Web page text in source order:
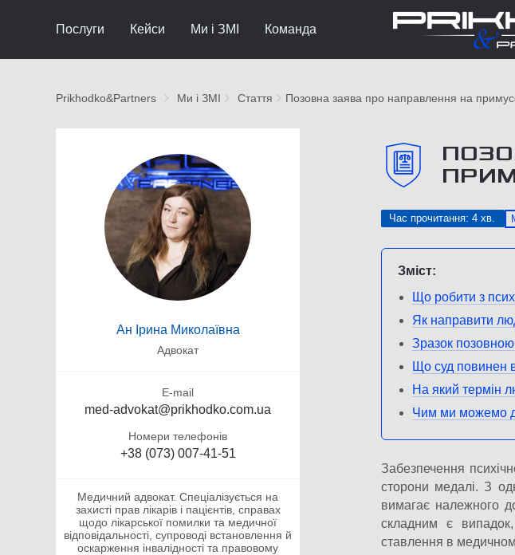
Послуги Кейси Ми і ЗМІ Команда
Prikhodko&Partners Ми і ЗМІ Стаття Позовна заява про направлення на
Ан Ірина Миколаївна
Адвокат
E-mail
med-advokat@prikhodko.com.ua
Номери телефонів
+38 (073) 007-41-51
Медичний адвокат. Спеціалізується на
захисті прав лікарів і пацієнтів, справах
щодо лікарської помилки та медичної
відповідальності, супроводі встановлення й
оскарження інвалідності та правовому
Час прочитання: 4 хв.
Зміст:
Що робити з
Як направити
Зразок
Що суд повинен
На який термін
Чим ми можемо
Забезпечення
сторони медалі. З
вимагає належного
складним є
ставлення в